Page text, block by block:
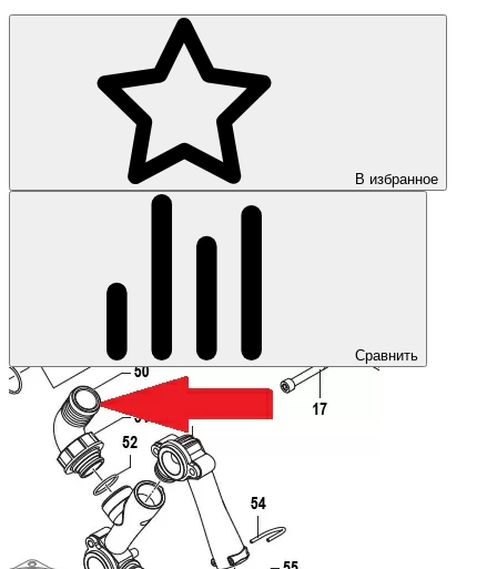
В избранное
Сравнить